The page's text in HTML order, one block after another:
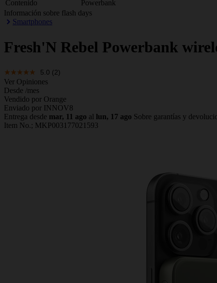
Contenido
Powerbank
Información sobre flash days
Smartphones
Fresh'N Rebel Powerbank
5.0 (2)
Ver Opiniones
Desde /mes
Vendido por Orange
Enviado por INNOV8
Entrega desde mar, 11 ago al lun, 17 ago Sobre garantías y
Item No.; MKP003177021593